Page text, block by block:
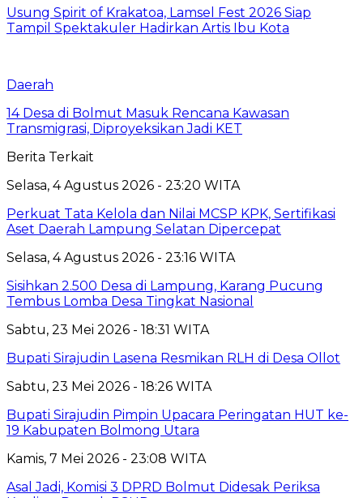
Usung Spirit of Krakatoa, Lamsel Fest 2026 Siap
Tampil Spektakuler Hadirkan Artis Ibu Kota
Daerah
14 Desa di Bolmut Masuk Rencana Kawasan
Transmigrasi, Diproyeksikan Jadi KET
Berita Terkait
Selasa, 4 Agustus 2026 - 23:20 WITA
Perkuat Tata Kelola dan Nilai MCSP KPK, Sertifikasi
Aset Daerah Lampung Selatan Dipercepat
Selasa, 4 Agustus 2026 - 23:16 WITA
Sisihkan 2.500 Desa di Lampung, Karang Pucung
Tembus Lomba Desa Tingkat Nasional
Sabtu, 23 Mei 2026 - 18:31 WITA
Bupati Sirajudin Lasena Resmikan RLH di Desa Ollot
Sabtu, 23 Mei 2026 - 18:26 WITA
Bupati Sirajudin Pimpin Upacara Peringatan HUT ke-
19 Kabupaten Bolmong Utara
Kamis, 7 Mei 2026 - 23:08 WITA
Asal Jadi, Komisi 3 DPRD Bolmut Didesak Periksa